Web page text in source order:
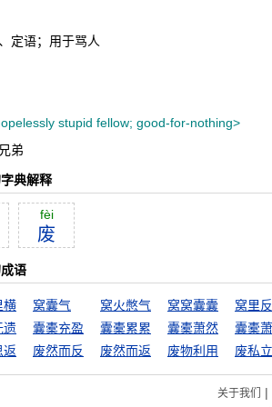
定语；用于骂人
stupid fellow; good-for-nothing>
弟
典解释
fèi
废
语
横 窝囊气 窝火憋气 窝窝囊囊
窝里反
遗 囊橐充盈 囊橐累累 囊橐萧然
囊橐
返 废然而反 废然而返 废物利用 废私
关于我们 |